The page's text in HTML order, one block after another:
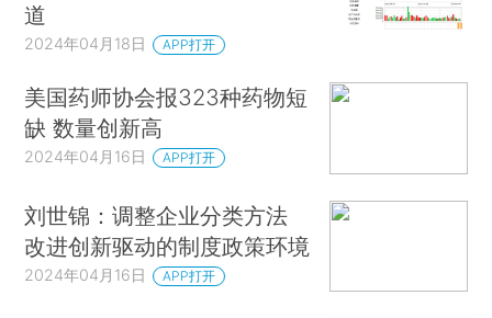
道
2024年04月18日 APP打开
美国药师协会报323种药物短
缺 数量创新高
2024年04月16日 APP打开
刘世锦：调整企业分类方法
改进创新驱动的制度政策环境
2024年04月16日 APP打开